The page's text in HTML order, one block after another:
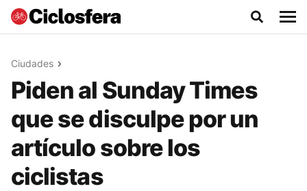
Ciudades
Piden al Sunday Times
que se disculpe por un
artículo sobre los
ciclistas